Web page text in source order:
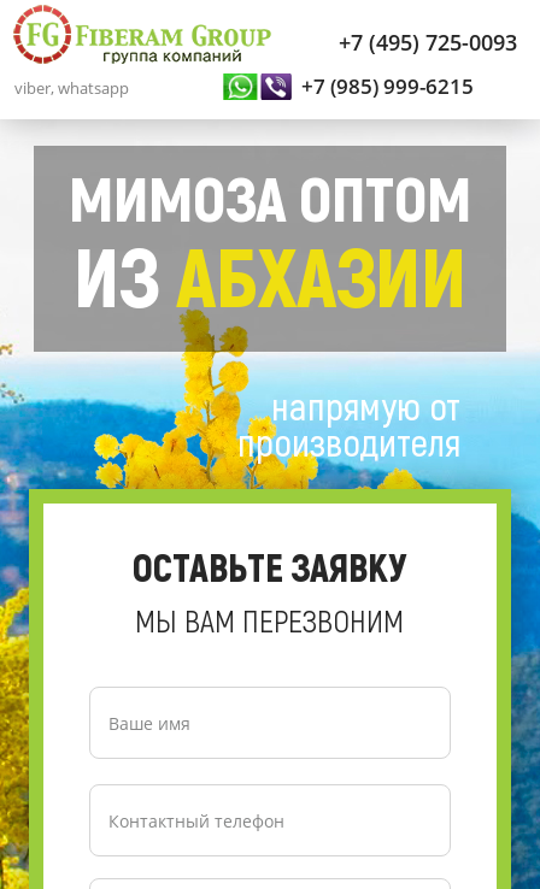
+7 (495) 725-0093
+7 (985) 999-6215
viber, whatsapp
ОСТАВЬТЕ ЗАЯВКУ
МЫ ВАМ ПЕРЕЗВОНИМ
напрямую от
производителя
МИМОЗА ОПТОМ
ИЗАБХАЗИИ